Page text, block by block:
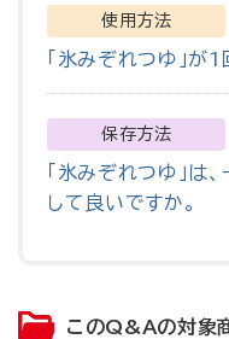
使用方法
「氷みぞれつゆ」が
保存方法
「氷みぞれつゆ」は
して良いですか。
このQ&Aの対象